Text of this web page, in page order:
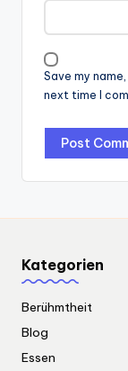
Save my
next time I
Kategorien
Berühmtheit
Blog
Essen